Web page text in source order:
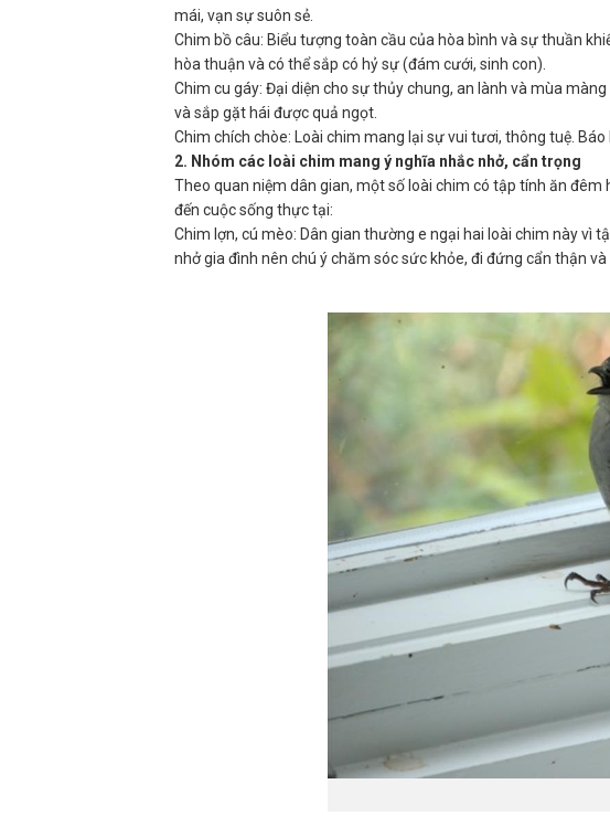
mái, vạn sự suôn sẻ.
Chim bồ câu: Biểu tượng toàn cầu của hòa bình và sự thuần
hòa thuận và có thể sắp có hỷ sự (đám cưới, sinh con).
Chim cu gáy: Đại diện cho sự thủy chung, an lành và mùa
và sắp gặt hái được quả ngọt.
Chim chích chòe: Loài chim mang lại sự vui tươi, thông tuệ.
2. Nhóm các loài chim mang ý nghĩa nhắc nhở, cẩn trọng
Theo quan niệm dân gian, một số loài chim có tập tính ăn
đến cuộc sống thực tại:
Chim lợn, cú mèo: Dân gian thường e ngại hai loài chim này vì
nhở gia đình nên chú ý chăm sóc sức khỏe, đi đứng cẩn thận